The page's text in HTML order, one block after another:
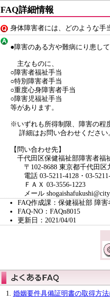
FAQ詳細情報
身体障害者には、どのような手
●障害のある方や難病にり患し
主なものに、
○障害者福祉手当
○特別障害者手当
○重度心身障害者手当
○障害児福祉手当
等があります。
※いずれも所得制限、障害の程
詳細はお問い合わせください
【問い合わせ先】
千代田区保健福祉部障害者福
〒102-8688 東京都千代田区
電話 03-5211-4128・03-
ＦＡＸ 03-3556-1223
メール
FAQ作成課：保健福祉部 障害
FAQ-NO：FAQn8015
更新日：2021/04/01
婚姻要件具備証明書の取得方